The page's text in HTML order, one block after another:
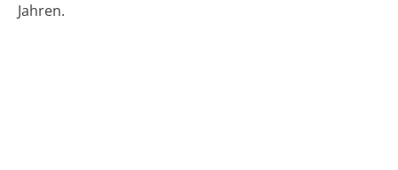
Jahren.